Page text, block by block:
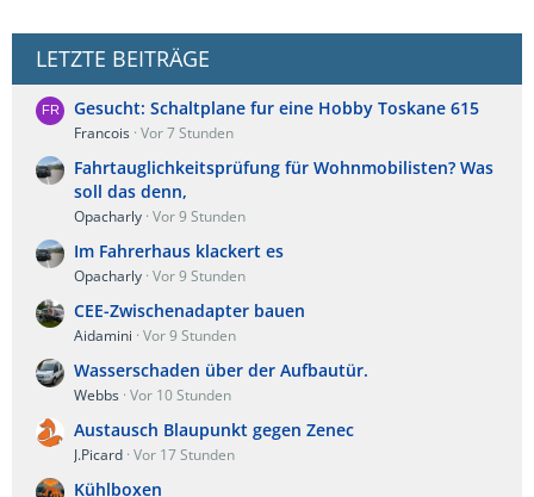
LETZTE BEITRÄGE
Gesucht: Schaltplane fur eine Hobby Toskane 615
Francois Vor 7 Stunden
Fahrtauglichkeitsprüfung für Wohnmobilisten? Was
soll das denn,
Opacharly Vor 9 Stunden
Im Fahrerhaus klackert es
Opacharly Vor 9 Stunden
CEE-Zwischenadapter bauen
Aidamini Vor 9 Stunden
Wasserschaden über der Aufbautür.
Webbs Vor 10 Stunden
Austausch Blaupunkt gegen Zenec
J.Picard Vor 17 Stunden
Kühlboxen